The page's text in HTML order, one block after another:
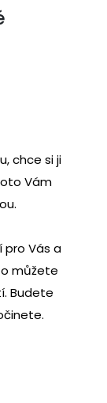
chce si ji
Vám
pro Vás a
můžete
Budete